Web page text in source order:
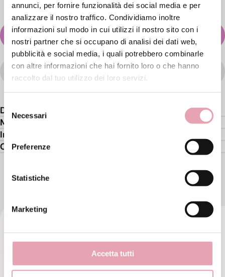
annunci, per fornire funzionalità dei social media e per
analizzare il nostro traffico. Condividiamo inoltre
informazioni sul modo in cui utilizzi il nostro sito con i
nostri partner che si occupano di analisi dei dati web,
pubblicità e social media, i quali potrebbero combinarle
con altre informazioni che hai fornito loro o che hanno
raccolto dal tuo utilizzo dei loro servizi.
delNecessari
Preferenze
Statistiche
Marketing
Accetta tutti
AGGIUNGI AL CARRELLO
WISHLIST
Descrizione
Modo d'uso
Ingredienti attivi
Composizione